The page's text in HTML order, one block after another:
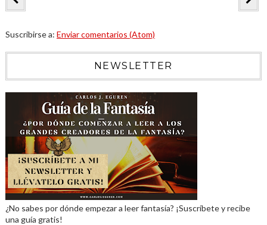
Suscribirse a: Enviar comentarios (Atom)
NEWSLETTER
¿No sabes por dónde empezar a leer fantasía? ¡Suscríbete y recibe
una guía gratis!